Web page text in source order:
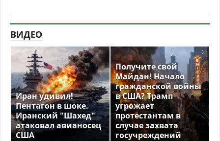
ВИДЕО
Иран удивил!
Пентагон в шоке.
Иранский "Шахед"
атаковал авианосец
США
Получите свой
Майдан! Начало
гражданской войны
в США? Трамп
угрожает
протестантам в
случае захвата
госучреждений